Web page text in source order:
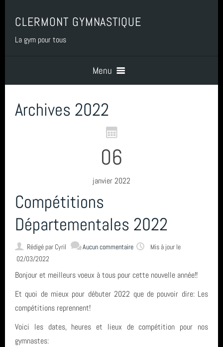
CLERMONT GYMNASTIQUE
La gym pour tous
Menu
PRESENTATION
BENEVOLAT
COTISATIONS
CONTACT & LIENS UTILES
Archives 2022
06
janvier 2022
Compétitions
Départementales 2022
Rédigé par Cyril Aucun commentaire
Mis à jour le
02/03/2022
Bonjour et meilleurs voeux à tous pour cette nouvelle année!!
Et quoi de mieux pour débuter 2022 que de pouvoir dire: Les
compétitions reprennent!
Voici les dates, heures et lieux de compétition pour nos
gymnastes: